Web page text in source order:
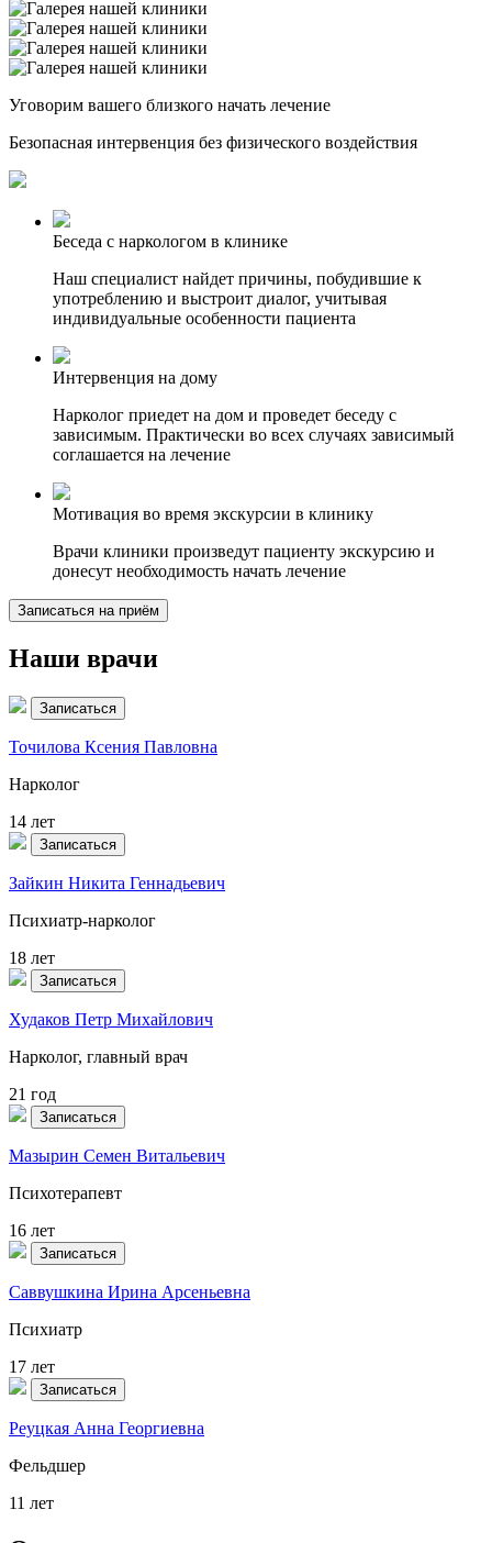
Уговорим вашего близкого начать лечение
Безопасная интервенция без физического воздействия
Беседа с наркологом в клинике
Наш специалист найдет причины, побудившие к
употреблению и выстроит диалог, учитывая
индивидуальные особенности пациента
Интервенция на дому
Нарколог приедет на дом и проведет беседу с
зависимым. Практически во всех случаях зависимый
соглашается на лечение
Мотивация во время экскурсии в клинику
Врачи клиники произведут пациенту экскурсию и
донесут необходимость начать лечение
Записаться на приём
Наши врачи
Записаться
Точилова Ксения Павловна
Нарколог
14 лет
Записаться
Зайкин Никита Геннадьевич
Психиатр-нарколог
18 лет
Записаться
Худаков Петр Михайлович
Нарколог, главный врач
21 год
Записаться
Мазырин Семен Витальевич
Психотерапевт
16 лет
Записаться
Саввушкина Ирина Арсеньевна
Психиатр
17 лет
Записаться
Реуцкая Анна Георгиевна
Фельдшер
11 лет